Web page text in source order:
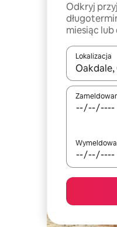
Odkryj
miesiąc lub
Lokalizacja
Gdy